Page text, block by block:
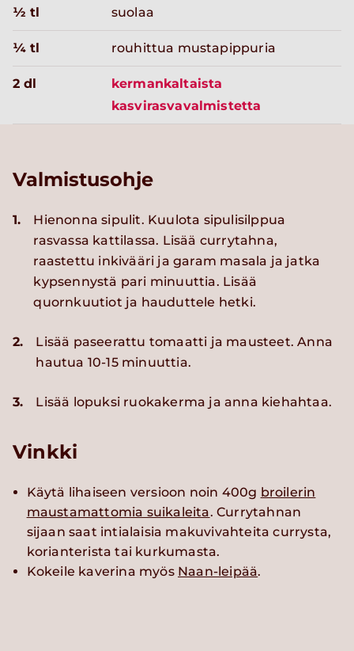
½ tl suolaa
¼ tl rouhittua mustapippuria
2 dl
kermankaltaista
kasvirasvavalmistetta
Valmistusohje
1.
Hienonna sipulit. Kuulota sipulisilppua
rasvassa kattilassa. Lisää currytahna,
raastettu inkivääri ja garam masala ja jatka
kypsennystä pari minuuttia. Lisää
quornkuutiot ja hauduttele hetki.
2.
Lisää paseerattu tomaatti ja mausteet. Anna
hautua 10-15 minuuttia.
3. Lisää lopuksi ruokakerma ja anna kiehahtaa.
Vinkki
Käytä lihaiseen versioon noin 400g broilerin
maustamattomia suikaleita. Currytahnan
sijaan saat intialaisia makuvivahteita currysta,
korianterista tai kurkumasta.
Kokeile kaverina myös Naan-leipää.